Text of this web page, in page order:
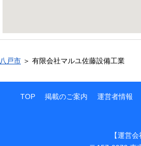
八戸市 ＞ 有限会社マルユ佐藤設備工業
TOP 掲載のご案内 運営者情報
【運営